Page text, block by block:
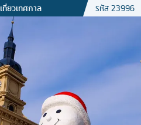
เที่ยวเทศกาล รหัส23996